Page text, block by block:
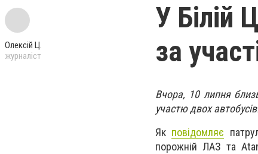
Олексій Ц.
журналіст
У Білій
за
Вчора, 10 липня
участю двох
Як повідомляє
порожній ЛАЗ та